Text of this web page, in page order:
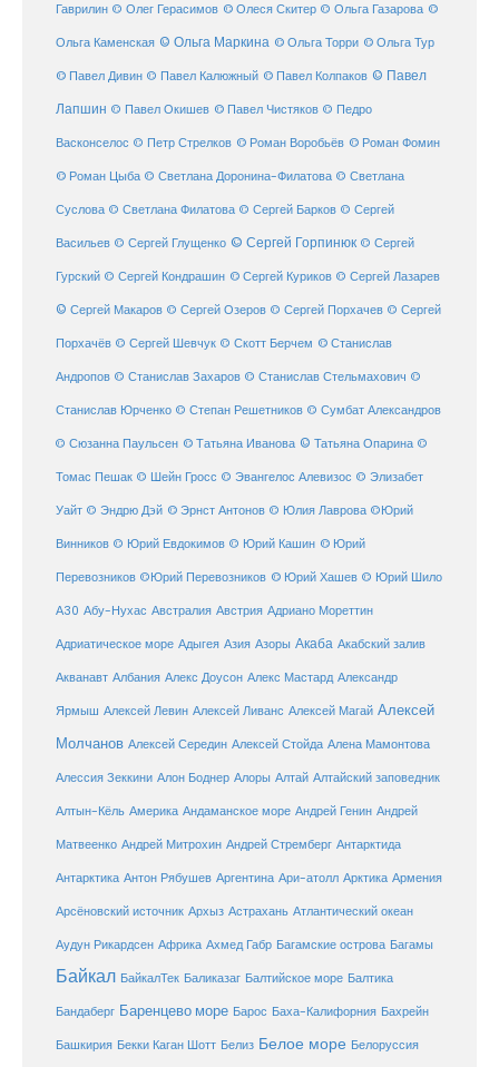
Гаврилин © Олег Герасимов © Олеся Скитер © Ольга Газарова ©
Ольга Каменская © Ольга Маркина © Ольга Торри © Ольга Тур
© Павел Дивин © Павел Калюжный © Павел Колпаков © Павел
Лапшин © Павел Окишев © Павел Чистяков © Педро
Васконселос © Петр Стрелков © Роман Воробьёв © Роман Фомин
© Роман Цыба © Светлана Доронина-Филатова © Светлана
Суслова © Светлана Филатова © Сергей Барков © Сергей
Васильев © Сергей Глущенко © Сергей Горпинюк © Сергей
Гурский © Сергей Кондрашин © Сергей Куриков © Сергей Лазарев
© Сергей Макаров © Сергей Озеров © Сергей Порхачев © Сергей
Порхачёв © Сергей Шевчук © Скотт Берчем © Станислав
Андропов © Станислав Захаров © Станислав Стельмахович ©
Станислав Юрченко © Степан Решетников © Сумбат Александров
© Сюзанна Паульсен © Татьяна Иванова © Татьяна Опарина ©
Томас Пешак © Шейн Гросс © Эвангелос Алевизос © Элизабет
Уайт © Эндрю Дэй © Эрнст Антонов © Юлия Лаврова ©Юрий
Винников © Юрий Евдокимов © Юрий Кашин © Юрий
Перевозников ©Юрий Перевозников © Юрий Хашев © Юрий Шило
А30 Абу-Нухас Австралия Австрия Адриано Мореттин
Адриатическое море Адыгея Азия Азоры Акаба Акабский залив
Акванавт Албания Алекс Доусон Алекс Мастард Александр
Ярмыш Алексей Левин Алексей Ливанс Алексей Магай Алексей
Молчанов Алексей Середин Алексей Стойда Алена Мамонтова
Алессия Зеккини Алон Боднер Алоры Алтай Алтайский заповедник
Алтын-Кёль Америка Андаманское море Андрей Генин Андрей
Матвеенко Андрей Митрохин Андрей Стремберг Антарктида
Антарктика Антон Рябушев Аргентина Ари-атолл Арктика Армения
Арсёновский источник Архыз Астрахань Атлантический океан
Аудун Рикардсен Африка Ахмед Габр Багамские острова Багамы
Байкал БайкалТек Баликазаг Балтийское море Балтика
Бандаберг Баренцево море Барос Баха-Калифорния Бахрейн
Башкирия Бекки Каган Шотт Белиз Белое море Белоруссия